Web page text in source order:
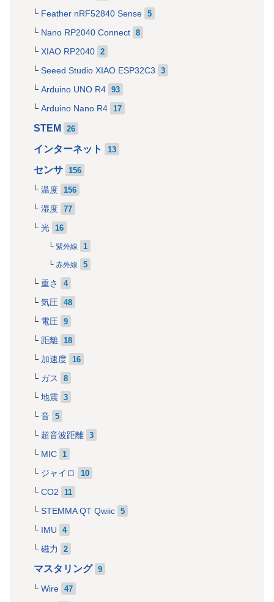
Feather nRF52840 Sense 5
Nano RP2040 Connect 8
XIAO RP2040 2
Seeed Studio XIAO ESP32C3 3
Arduino UNO R4 93
Arduino Nano R4 17
STEM 26
インターネット 13
センサ 156
温度 156
湿度 77
光 16
紫外線 1
赤外線 5
重さ 4
気圧 48
電圧 9
距離 18
加速度 16
ガス 8
地震 3
音 5
超音波距離 3
MIC 1
ジャイロ 10
CO2 11
STEMMA QT Qwiic 5
IMU 4
磁力 2
マスタリング 9
Wire 47